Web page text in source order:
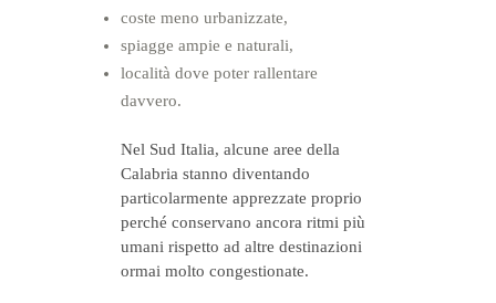
coste meno urbanizzate,
spiagge ampie e naturali,
località dove poter rallentare
davvero.
Nel Sud Italia, alcune aree della
Calabria stanno diventando
particolarmente apprezzate proprio
perché conservano ancora ritmi più
umani rispetto ad altre destinazioni
ormai molto congestionate.